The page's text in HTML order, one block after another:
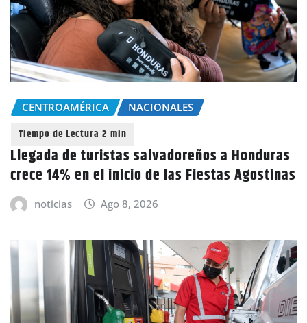
CENTROAMÉRICA NACIONALES
Llegada de turistas salvadoreños a Honduras
crece 14% en el inicio de las Fiestas Agostinas
noticias Ago 8, 2026